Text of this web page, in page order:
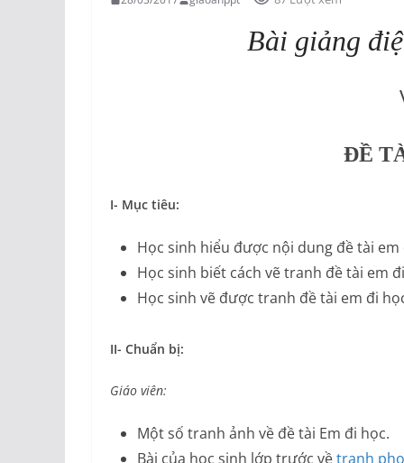
Bài giảng
ĐỀ
I- Mục tiêu:
Học sinh hiểu được nội dung đề tài em
Học sinh biết cách vẽ tranh đề tài em
Học sinh vẽ được tranh đề tài em đi
II- Chuẩn bị:
Giáo viên:
Một số tranh ảnh về đề tài Em đi học.
Bài của học sinh lớp trước vềtranh